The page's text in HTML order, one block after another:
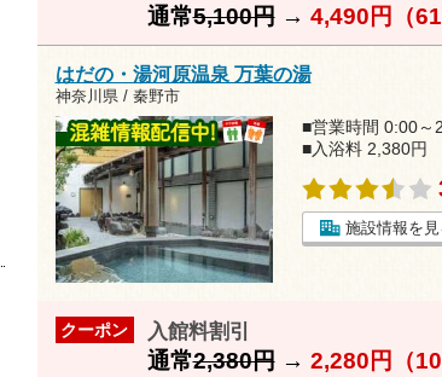
通常5,100円→ 4,490円（
はだの・湯河原温泉 万葉の湯
神奈川県 / 秦野市
■営業時間 0:00～
■入浴料 2,380円
施設情報を見
クーポン 入館料割引
通常2,380円→ 2,280円（